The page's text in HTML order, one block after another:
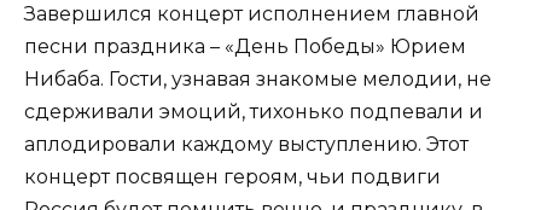
Завершился концерт исполнением главной
песни праздника – «День Победы» Юрием
Нибаба. Гости, узнавая знакомые мелодии, не
сдерживали эмоций, тихонько подпевали и
аплодировали каждому выступлению. Этот
концерт посвящен героям, чьи подвиги